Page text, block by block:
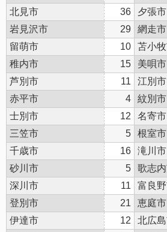
北見市
36 夕張市
岩見沢市
29 網走市
留萌市
10 苫小
稚内市
15 美唄市
芦別市
11 江別市
赤平市
4 紋別市
士別市
12 名寄市
三笠市
5 根室市
千歳市
16 滝川市
砂川市
5 歌志
深川市
11 富良
登別市
21 恵庭市
伊達市
12 北広